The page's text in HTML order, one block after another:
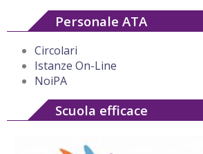
Personale ATA
Circolari
Istanze On-Line
NoiPA
Scuola efficace